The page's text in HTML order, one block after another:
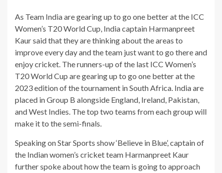
As Team India are gearing up to go one better at the ICC
Women’s T20 World Cup, India captain Harmanpreet
Kaur said that they are thinking about the areas to
improve every day and the team just want to go there and
enjoy cricket. The runners-up of the last ICC Women’s
T20 World Cup are gearing up to go one better at the
2023 edition of the tournament in South Africa. India are
placed in Group B alongside England, Ireland, Pakistan,
and West Indies. The top two teams from each group will
make it to the semi-finals.
Speaking on Star Sports show ‘Believe in Blue’, captain of
the Indian women’s cricket team Harmanpreet Kaur
further spoke about how the team is going to approach